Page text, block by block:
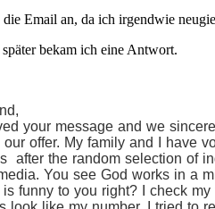
die Email an, da ich irgendwie
bekam ich eine Antwort.
your message and we
our offer. My family and I have
after the random selection of
You see God works in a
is funny to you right? I check